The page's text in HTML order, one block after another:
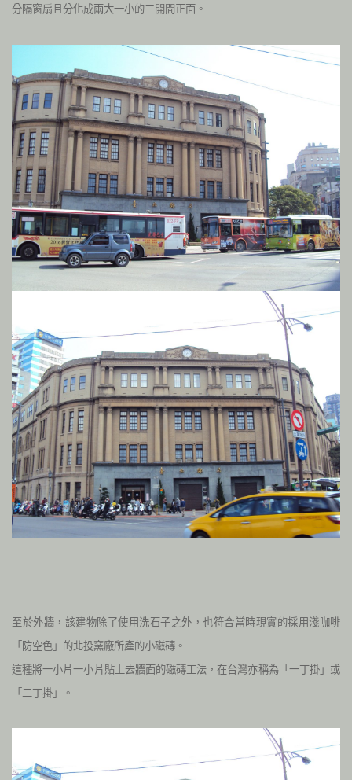
分隔窗扇且分化成兩大一小的三開間正面。
至於外牆，該建物除了使用洗石子之外，也符合當時現實的採用淺咖啡
「防空色」的北投窯廠所產的小磁磚。
這種將一小片一小片貼上去牆面的磁磚工法，在台灣亦稱為「一丁掛」或
「二丁掛」。